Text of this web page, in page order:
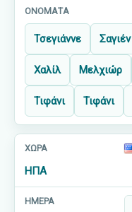
Τσεγιάννε Σαγιέν
Χαλίλ Μελχιώρ
Τιφάνι Τιφάνι
ΗΠΑ